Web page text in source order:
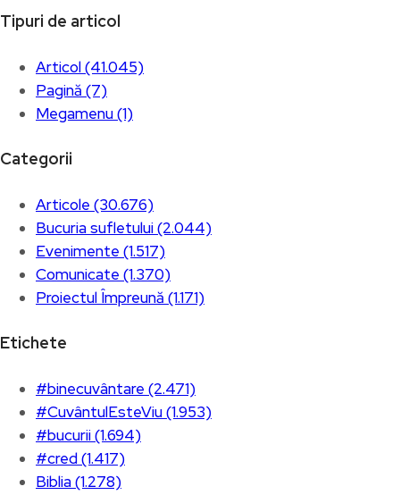
Tipuri de articol
Articol (41.045)
Pagină (7)
Megamenu (1)
Categorii
Articole (30.676)
Bucuria sufletului (2.044)
Evenimente (1.517)
Comunicate (1.370)
Proiectul Împreună (1.171)
Etichete
#binecuvântare (2.471)
#CuvântulEsteViu (1.953)
#bucurii (1.694)
#cred (1.417)
Biblia (1.278)